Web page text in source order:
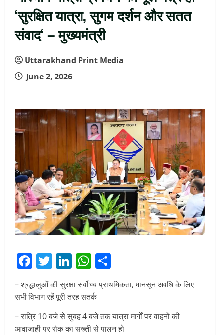
‘सुरक्षित यात्रा, सुगम दर्शन और सतत
संवाद‘ – मुख्यमंत्री
Uttarakhand Print Media
June 2, 2026
Facebook
Twitter
LinkedIn
WhatsApp
– श्रद्धालुओं की सुरक्षा सर्वोच्च प्राथमिकता, मानसून अवधि के लिए
सभी विभाग रहें पूरी तरह सतर्क
– रात्रि 10 बजे से सुबह 4 बजे तक यात्रा मार्गों पर वाहनों की
आवाजाही पर रोक का सख्ती से पालन हो